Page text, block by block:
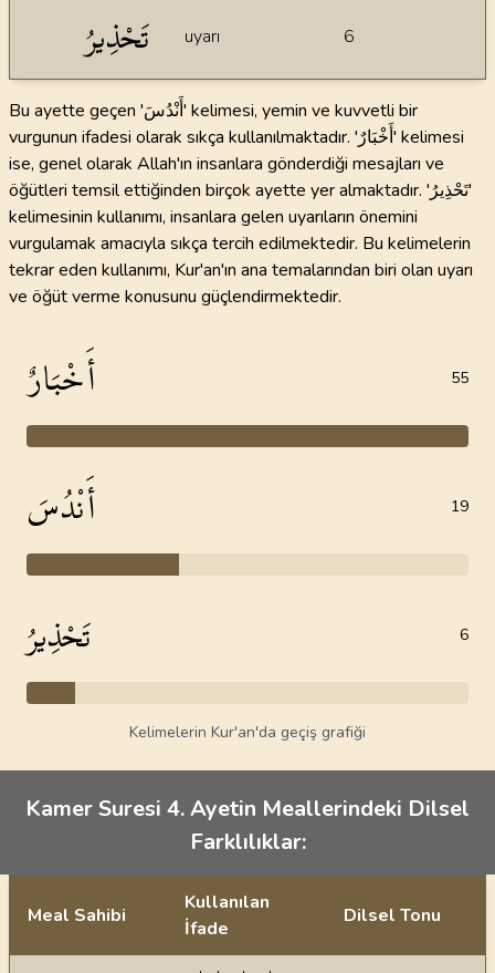
تَحْذِيرُ uyarı 6
Bu ayette geçen 'أَنْدُسَ' kelimesi, yemin ve kuvvetli bir
vurgunun ifadesi olarak sıkça kullanılmaktadır. 'أَخْبَارٌ' kelimesi
ise, genel olarak Allah'ın insanlara gönderdiği mesajları ve
öğütleri temsil ettiğinden birçok ayette yer almaktadır. 'تَحْذِيرُ'
kelimesinin kullanımı, insanlara gelen uyarıların önemini
vurgulamak amacıyla sıkça tercih edilmektedir. Bu kelimelerin
tekrar eden kullanımı, Kur'an'ın ana temalarından biri olan uyarı
ve öğüt verme konusunu güçlendirmektedir.
أَخْبَارٌ 55
أَنْدُسَ 19
تَحْذِيرُ 6
Kelimelerin Kur'an'da geçiş grafiği
Kamer Suresi 4. Ayetin Meallerindeki Dilsel
Farklılıklar:
Ayetin meallerindeki dilsel farklılıklar
Meal Sahibi
Kullanılan
İfade
Dilsel Tonu